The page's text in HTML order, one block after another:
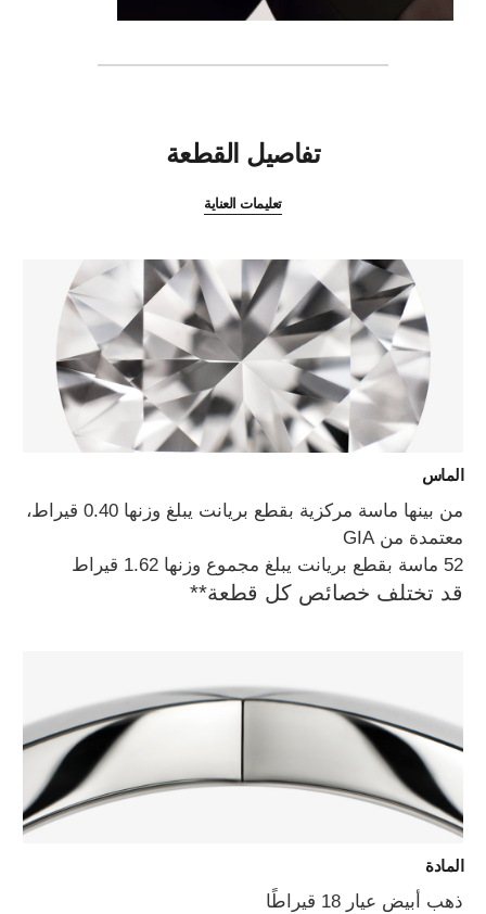
تفاصيل القطعة
تعليمات العناية
الماس
من بينها ماسة مركزية بقطع بريانت يبلغ وزنها 0.40 قيراط،
معتمدة من GIA
52 ماسة بقطع بريانت يبلغ مجموع وزنها 1.62 قيراط
قد تختلف خصائص كل قطعة**
المادة
ذهب أبيض عيار 18 قيراطًا